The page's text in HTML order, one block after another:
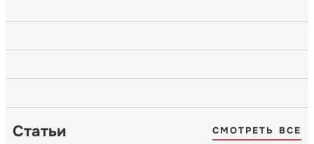
Статьи СМОТРЕТЬ ВСЕ